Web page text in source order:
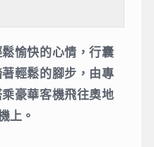
愉快的心情，行囊
輕鬆的腳步，由專
豪華客機飛往奧地
上。